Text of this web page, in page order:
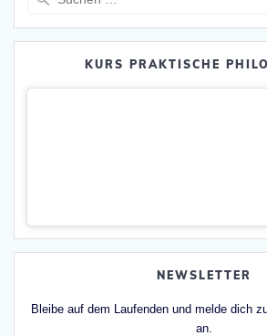
KURS PRAKTISCHE
NEWSLETTER
Bleibe auf dem Laufenden und melde dich
an.